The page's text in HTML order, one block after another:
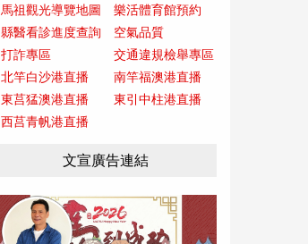
馬祖觀光導覽地圖
樂活體育館預約
縣醫看診進度查詢
空氣品質
打詐專區
交通違規檢舉專區
北竿白沙港直播
南竿福澳港直播
東莒猛澳港直播
東引中柱港直播
西莒青帆港直播
文宣廣告連結